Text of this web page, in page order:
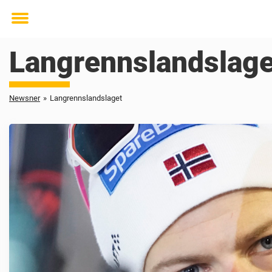
Toggle
Newsner » Langrennslandslaget